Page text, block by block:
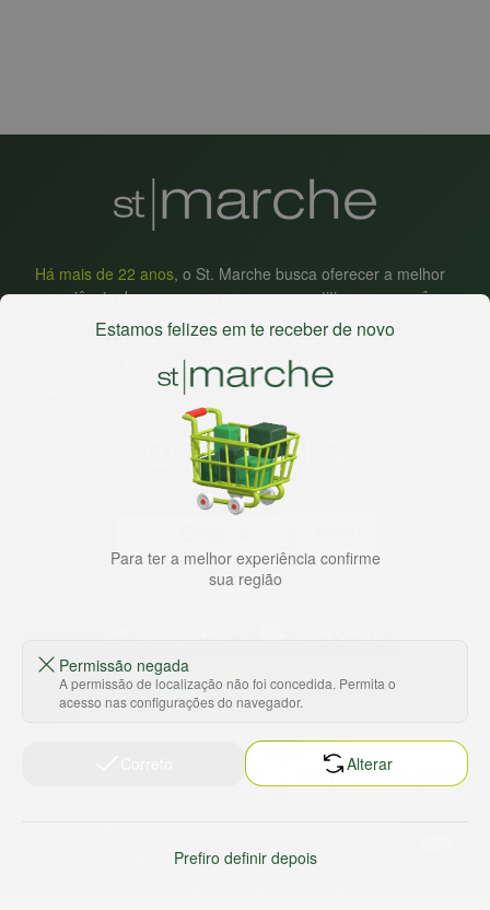
Há mais de 22 anos, o St. Marche busca oferecer a melhor
experiência de compras, a preços competitivos, pra você
comprar tudo o que precisa para seu dia a dia em um só
lugar. Além da loja online temos 31 lojas físicas na capital,
Grande São Paulo, litoral e interior de São Paulo. Vem ser
HORTUS COMERCIO DE ALIMENTOS S.A
Trabalhe conosco
Termos e políticas
Termos de serviço
Política de reembolso
Baixe nosso app
Estamos felizes em te receber de novo
Para ter a melhor experiência confirme
sua região
Permissão negada
A permissão de localização não foi concedida. Permita o
acesso nas configurações do navegador.
Alterar
Prefiro definir depois